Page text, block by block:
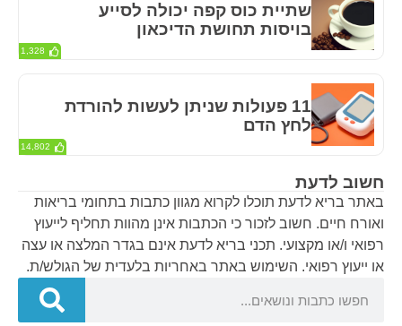
חשוב לדעת
באתר בריא לדעת תוכלו לקרוא מגוון כתבות בתחומי בריאות
ואורח חיים. חשוב לזכור כי הכתבות אינן מהוות תחליף לייעוץ
רפואי ו/או מקצועי. תכני בריא לדעת אינם בגדר המלצה או עצה
או ייעוץ רפואי. השימוש באתר באחריות בלעדית של הגולש/ת.
שתיית כוס קפה יכולה לסייע
בויסות תחושת הדיכאון
1,328
11 פעולות שניתן לעשות להורדת
לחץ הדם
14,802